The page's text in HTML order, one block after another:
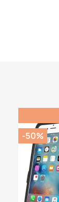
-50%